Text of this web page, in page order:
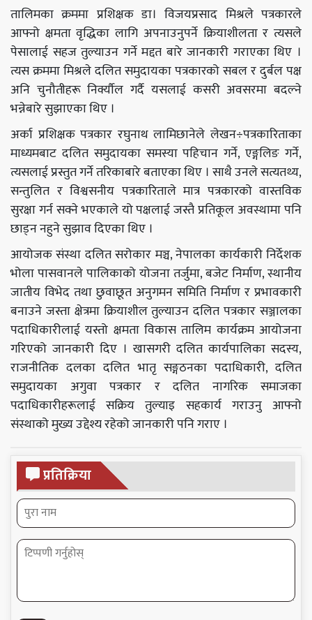
तालिमका क्रममा प्रशिक्षक डा। विजयप्रसाद मिश्रले पत्रकारले
आफ्नो क्षमता वृद्धिका लागि अपनाउनुपर्ने क्रियाशीलता र त्यसले
पेसालाई सहज तुल्याउन गर्ने मद्दत बारे जानकारी गराएका थिए ।
त्यस क्रममा मिश्रले दलित समुदायका पत्रकारको सबल र दुर्बल पक्ष
अनि चुनौतीहरू निर्क्यौल गर्दै यसलाई कसरी अवसरमा बदल्ने
भन्नेबारे सुझाएका थिए ।
अर्का प्रशिक्षक पत्रकार रघुनाथ लामिछानेले लेखन÷पत्रकारिताका
माध्यमबाट दलित समुदायका समस्या पहिचान गर्ने, एङ्गलिङ गर्ने,
त्यसलाई प्रस्तुत गर्ने तरिकाबारे बताएका थिए । साथै उनले सत्यतथ्य,
सन्तुलित र विश्वसनीय पत्रकारिताले मात्र पत्रकारको वास्तविक
सुरक्षा गर्न सक्ने भएकाले यो पक्षलाई जस्तै प्रतिकूल अवस्थामा पनि
छाड्न नहुने सुझाव दिएका थिए ।
आयोजक संस्था दलित सरोकार मञ्च, नेपालका कार्यकारी निर्देशक
भोला पासवानले पालिकाको योजना तर्जुमा, बजेट निर्माण, स्थानीय
जातीय विभेद तथा छुवाछूत अनुगमन समिति निर्माण र प्रभावकारी
बनाउने जस्ता क्षेत्रमा क्रियाशील तुल्याउन दलित पत्रकार सञ्जालका
पदाधिकारीलाई यस्तो क्षमता विकास तालिम कार्यक्रम आयोजना
गरिएको जानकारी दिए । खासगरी दलित कार्यपालिका सदस्य,
राजनीतिक दलका दलित भातृ सङ्गठनका पदाधिकारी, दलित
समुदायका अगुवा पत्रकार र दलित नागरिक समाजका
पदाधिकारीहरूलाई सक्रिय तुल्याइ सहकार्य गराउनु आफ्नो
संस्थाको मुख्य उद्देश्य रहेको जानकारी पनि गराए ।
प्रतिक्रिया